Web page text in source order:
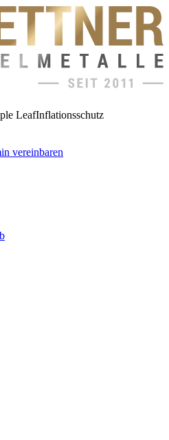
LeafInflationsschutz
vereinbaren